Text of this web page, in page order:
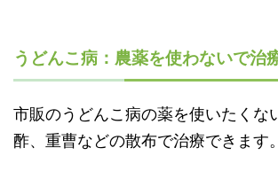
うどんこ病：農薬を使わないで治
市販のうどんこ病の薬を使いたくな
酢、重曹などの散布で治療できます。